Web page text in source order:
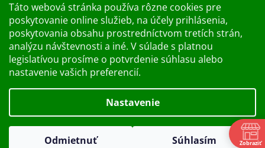
Táto webová stránka používa rôzne cookies pre
poskytovanie online služieb, na účely prihlásenia,
poskytovania obsahu prostredníctvom tretích strán,
analýzu návštevnosti a iné. V súlade s platnou
legislatívou prosíme o potvrdenie súhlasu alebo
nastavenie vašich preferencií.
Nastavenie
Odmietnuť Súhlasím
Dobry deň Chceme Vás informovať, že predajňa bude zatvorená
v piatok 7.8.2026. Ďakujeme za pochopenie S pozdravom
Nákupný košík
0KS / 0 €
Copyright 2026Kupelnashop.sk. Všetky práva vyhradené.
Upraviť nastavenie cookies
Zobraziť